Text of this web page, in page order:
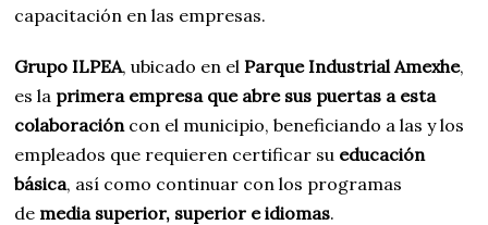
capacitación en las empresas.
Grupo ILPEA, ubicado en el Parque Industrial Amexhe,
es la primera empresa que abre sus puertas a esta
colaboración con el municipio, beneficiando a las y los
empleados que requieren certificar su educación
básica, así como continuar con los programas
de media superior, superior e idiomas.